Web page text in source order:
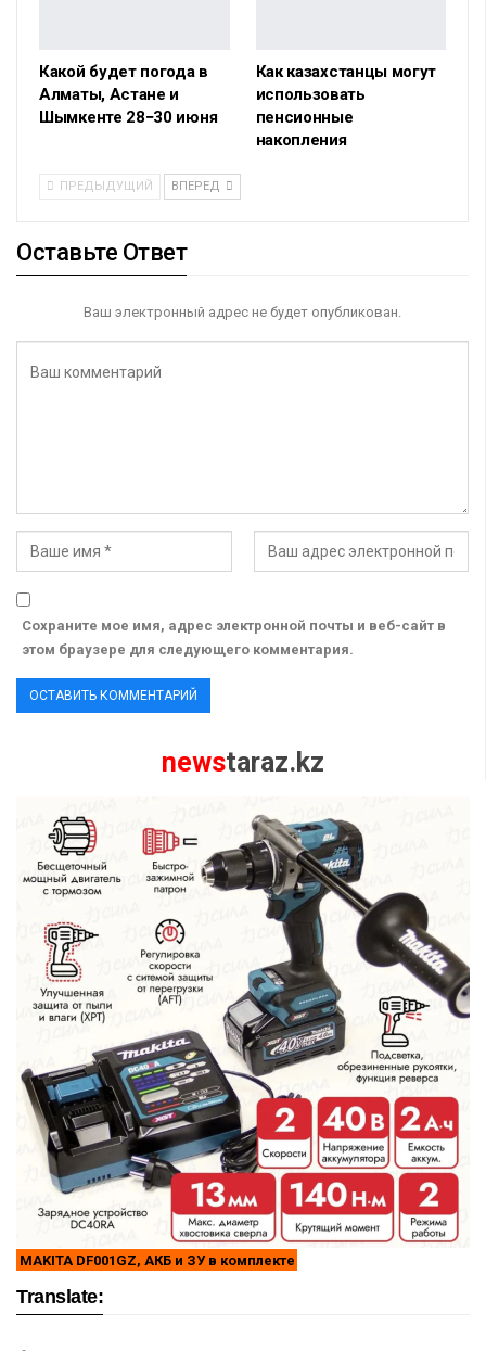
Какой будет погода в
Алматы, Астане и
Шымкенте 28−30 июня
Как казахстанцы могут
использовать
пенсионные
накопления
ПРЕДЫДУЩИЙ ВПЕРЕД
Оставьте Ответ
Ваш электронный адрес не будет опубликован.
Сохраните мое имя, адрес электронной почты и веб-сайт в
этом браузере для следующего комментария.
newstaraz.kz
MAKITA DF001GZ, АКБ и ЗУ в комплекте
Translate: